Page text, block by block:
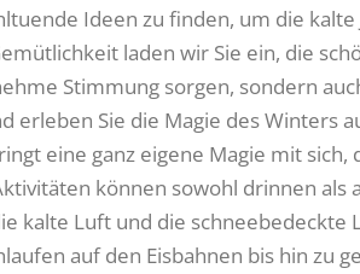
Ideen zu finden, um die
laden wir Sie ein, die
Stimmung sorgen, sondern
erleben Sie die Magie des Winters
eine ganz eigene Magie mit
können sowohl drinnen
kalte Luft und die schneebedeckte
auf den Eisbahnen bis hin zu